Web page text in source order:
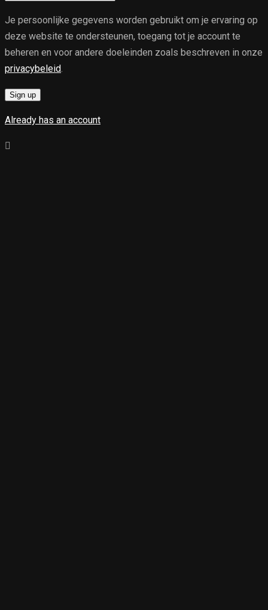
Je persoonlijke gegevens worden gebruikt om je ervaring op
deze website te ondersteunen, toegang tot je account te
beheren en voor andere doeleinden zoals beschreven in onze
privacybeleid.
Sign up
Already has an account